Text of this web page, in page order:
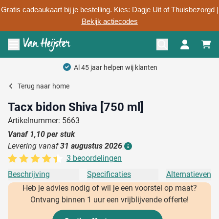
Gratis cadeaukaart bij je bestelling. Kies: Dagje Uit of Thuisbezorgd |
Bekijk actiecodes
Ga naar de inhoud
Menu openen
Persoonlijk advies
Terug naar home
Tacx bidon Shiva [750 ml]
Artikelnummer: 5663
Vanaf 1,10 per stuk
Levering vanaf31 augustus 2026
3 beoordelingen
Beschrijving
Specificaties
Alternatieven
Heb je advies nodig of wil je een voorstel op maat?
Ontvang binnen 1 uur een vrijblijvende offerte!